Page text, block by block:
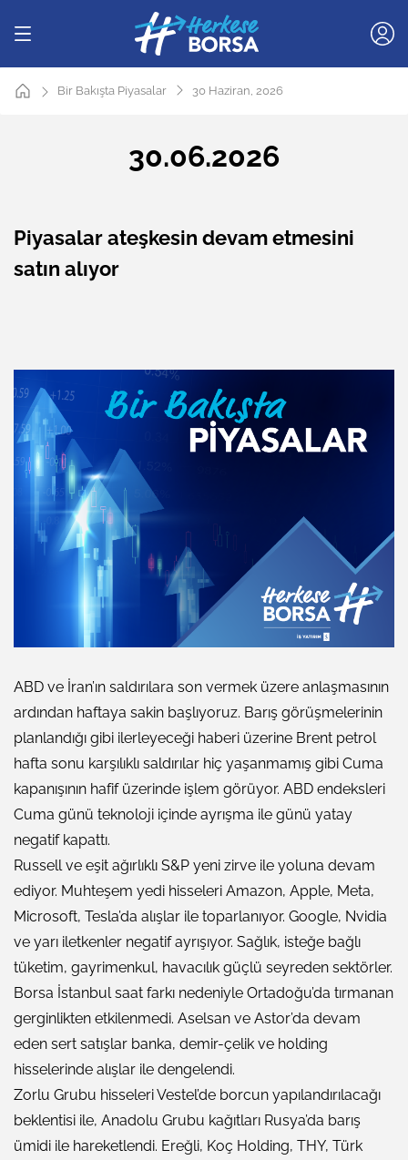
Bir Bakışta Piyasalar 30 Haziran, 2026
30.06.2026
Piyasalar ateşkesin devam etmesini
satın alıyor
ABD ve İran’ın saldırılara son vermek üzere anlaşmasının
ardından haftaya sakin başlıyoruz. Barış görüşmelerinin
planlandığı gibi ilerleyeceği haberi üzerine Brent petrol
hafta sonu karşılıklı saldırılar hiç yaşanmamış gibi Cuma
kapanışının hafif üzerinde işlem görüyor. ABD endeksleri
Cuma günü teknoloji içinde ayrışma ile günü yatay
negatif kapattı.
Russell ve eşit ağırlıklı S&P yeni zirve ile yoluna devam
ediyor. Muhteşem yedi hisseleri Amazon, Apple, Meta,
Microsoft, Tesla’da alışlar ile toparlanıyor. Google, Nvidia
ve yarı iletkenler negatif ayrışıyor. Sağlık, isteğe bağlı
tüketim, gayrimenkul, havacılık güçlü seyreden sektörler.
Borsa İstanbul saat farkı nedeniyle Ortadoğu’da tırmanan
gerginlikten etkilenmedi. Aselsan ve Astor’da devam
eden sert satışlar banka, demir-çelik ve holding
hisselerinde alışlar ile dengelendi.
Zorlu Grubu hisseleri Vestel’de borcun yapılandırılacağı
beklentisi ile, Anadolu Grubu kağıtları Rusya’da barış
ümidi ile hareketlendi. Ereğli, Koç Holding, THY, Türk